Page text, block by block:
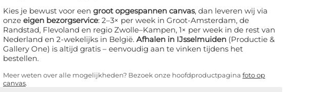
Kies je bewust voor een groot opgespannen canvas, dan leveren wij via
onze eigen bezorgservice: 2–3× per week in Groot-Amsterdam, de
Randstad, Flevoland en regio Zwolle–Kampen, 1× per week in de rest van
Nederland en 2-wekelijks in België. Afhalen in IJsselmuiden (Productie &
Gallery One) is altijd gratis – eenvoudig aan te vinken tijdens het
bestellen.
Meer weten over alle mogelijkheden? Bezoek onze hoofdproductpagina foto op
canvas.